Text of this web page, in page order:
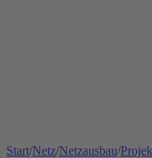
Start/Netz/Netzausbau/